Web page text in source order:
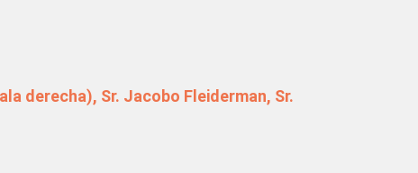
derecha), Sr. Jacobo Fleiderman, Sr.